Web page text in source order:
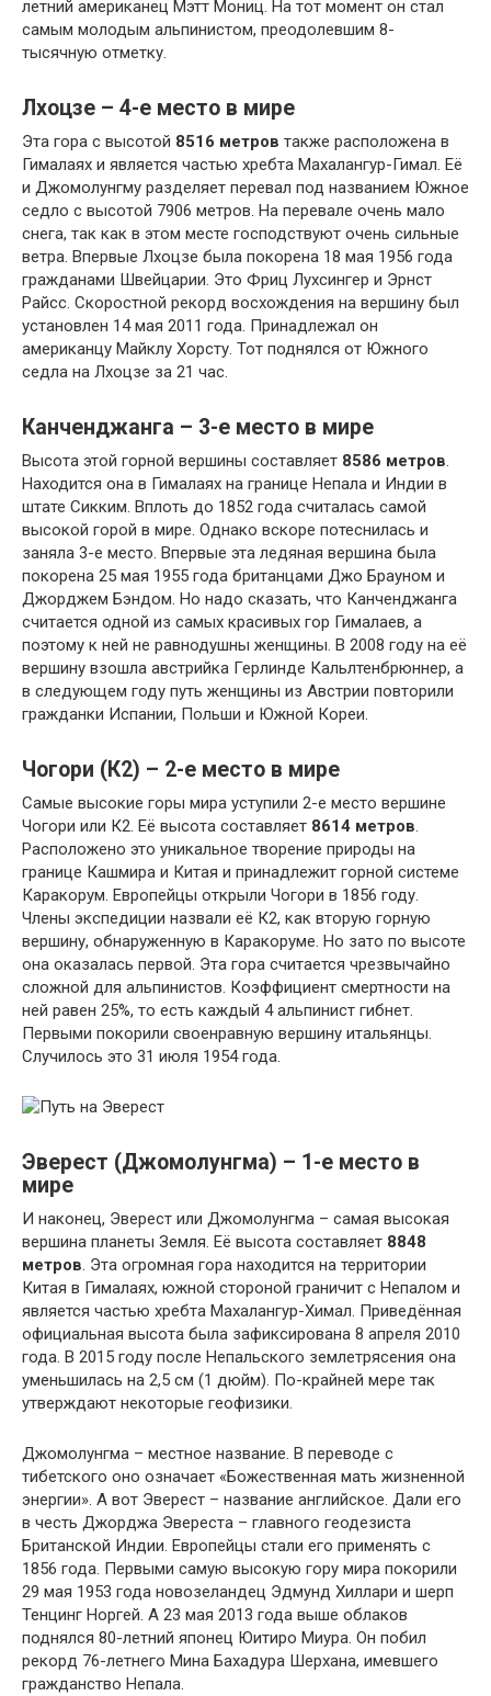
летний американец Мэтт Мониц. На тот момент он стал
самым молодым альпинистом, преодолевшим 8-
тысячную отметку.
Лхоцзе – 4-е место в мире
Эта гора с высотой 8516 метров также расположена в
Гималаях и является частью хребта Махалангур-Гимал. Её
и Джомолунгму разделяет перевал под названием Южное
седло с высотой 7906 метров. На перевале очень мало
снега, так как в этом месте господствуют очень сильные
ветра. Впервые Лхоцзе была покорена 18 мая 1956 года
гражданами Швейцарии. Это Фриц Лухсингер и Эрнст
Райсс. Скоростной рекорд восхождения на вершину был
установлен 14 мая 2011 года. Принадлежал он
американцу Майклу Хорсту. Тот поднялся от Южного
седла на Лхоцзе за 21 час.
Канченджанга – 3-е место в мире
Высота этой горной вершины составляет 8586 метров
Находится она в Гималаях на границе Непала и Индии в
штате Сикким. Вплоть до 1852 года считалась самой
высокой горой в мире. Однако вскоре потеснилась и
заняла 3-е место. Впервые эта ледяная вершина была
покорена 25 мая 1955 года британцами Джо Брауном и
Джорджем Бэндом. Но надо сказать, что Канченджанга
считается одной из самых красивых гор Гималаев, а
поэтому к ней не равнодушны женщины. В 2008 году на её
вершину взошла австрийка Герлинде Кальлтенбрюннер, а
в следующем году путь женщины из Австрии повторили
гражданки Испании, Польши и Южной Кореи.
Чогори (К2) – 2-е место в мире
Самые высокие горы мира уступили 2-е место вершине
Чогори или К2. Её высота составляет 8614 метров
Расположено это уникальное творение природы на
границе Кашмира и Китая и принадлежит горной системе
Каракорум. Европейцы открыли Чогори в 1856 году.
Члены экспедиции назвали её К2, как вторую горную
вершину, обнаруженную в Каракоруме. Но зато по высоте
она оказалась первой. Эта гора считается чрезвычайно
сложной для альпинистов. Коэффициент смертности на
ней равен 25%, то есть каждый 4 альпинист гибнет.
Первыми покорили своенравную вершину итальянцы.
Случилось это 31 июля 1954 года.
Эверест (Джомолунгма) – 1-е место в
мире
И наконец, Эверест или Джомолунгма – самая высокая
вершина планеты Земля. Её высота составляет 8848
метров . Эта огромная гора находится на территории
Китая в Гималаях, южной стороной граничит с Непалом и
является частью хребта Махалангур-Химал. Приведённая
официальная высота была зафиксирована 8 апреля 2010
года. В 2015 году после Непальского землетрясения она
уменьшилась на 2,5 см (1 дюйм). По-крайней мере так
утверждают некоторые геофизики.
Джомолунгма – местное название. В переводе с
тибетского оно означает «Божественная мать жизненной
энергии». А вот Эверест – название английское. Дали его
в честь Джорджа Эвереста – главного геодезиста
Британской Индии. Европейцы стали его применять с
1856 года. Первыми самую высокую гору мира покорили
29 мая 1953 года новозеландец Эдмунд Хиллари и шерп
Тенцинг Норгей. А 23 мая 2013 года выше облаков
поднялся 80-летний японец Юитиро Миура. Он побил
рекорд 76-летнего Мина Бахадура Шерхана, имевшего
гражданство Непала.